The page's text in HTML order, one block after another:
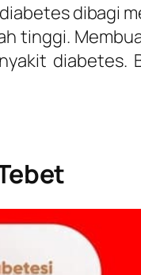
dibagi
tinggi.
diabetes.